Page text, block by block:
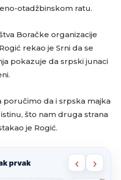
otadžbinskom ratu.
Boračke organizacije
rekao je Srni da se
pokazuje da srpski junaci
poručimo da i srpska majka
što nam druga strana
je Rogić.